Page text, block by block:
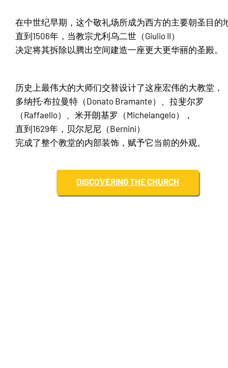
在中世纪早期，这个敬礼场所成为西方的主要朝圣目的
直到1506年，当教宗尤利乌二世（Giulio II）
决定将其拆除以腾出空间建造一座更大更华丽的圣殿。
历史上最伟大的大师们交替设计了这座宏伟的大教堂，
多纳托·布拉曼特（Donato Bramante）、拉斐尔罗
（Raffaello）、米开朗基罗（Michelangelo），
直到1629年，贝尔尼尼（Bernini）
完成了整个教堂的内部装饰，赋予它当前的外观。
DISCOVERING THE CHURCH